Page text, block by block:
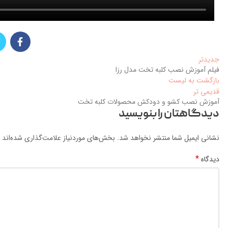
جدیدتر
فیلم آموزش نصب کلبه تخت مدل رزا
بازگشت به لیست
قدیمی تر
آموزش نصب کشو و دودکش محصولات کلبه تخت
دیدگاهتان را بنویسید
نشانی ایمیل شما منتشر نخواهد شد. بخش‌های موردنیاز علامت‌گذاری شده‌اند
دیدگاه*